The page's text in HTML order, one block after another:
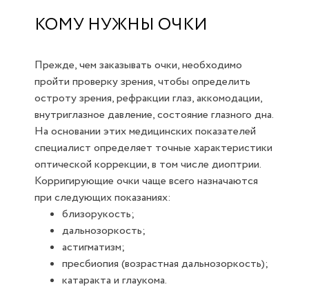
КОМУ НУЖНЫ ОЧКИ
Прежде, чем заказывать очки, необходимо
пройти проверку зрения, чтобы определить
остроту зрения, рефракции глаз, аккомодации,
внутриглазное давление, состояние глазного дна.
На основании этих медицинских показателей
специалист определяет точные характеристики
оптической коррекции, в том числе диоптрии.
Корригирующие очки чаще всего назначаются
при следующих показаниях:
близорукость;
дальнозоркость;
астигматизм;
пресбиопия (возрастная дальнозоркость);
катаракта и глаукома.